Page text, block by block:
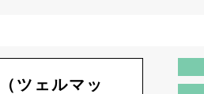
ツェルマッ